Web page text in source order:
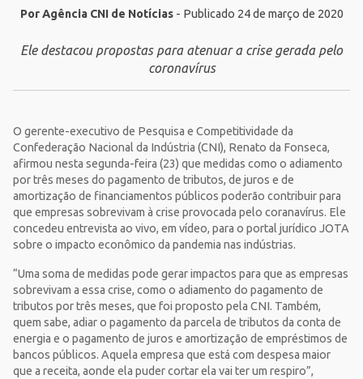
Por Agência CNI de Notícias- Publicado 24 de março de 2020
Ele destacou propostas para atenuar a crise gerada pelo
coronavírus
O gerente-executivo de Pesquisa e Competitividade da
Confederação Nacional da Indústria (CNI), Renato da Fonseca,
afirmou nesta segunda-feira (23) que medidas como o adiamento
por três meses do pagamento de tributos, de juros e de
amortização de financiamentos públicos poderão contribuir para
que empresas sobrevivam à crise provocada pelo coranavírus. Ele
concedeu entrevista ao vivo, em vídeo, para o portal jurídico JOTA
sobre o impacto econômico da pandemia nas indústrias.
“Uma soma de medidas pode gerar impactos para que as empresas
sobrevivam a essa crise, como o adiamento do pagamento de
tributos por três meses, que foi proposto pela CNI. Também,
quem sabe, adiar o pagamento da parcela de tributos da conta de
energia e o pagamento de juros e amortização de empréstimos de
bancos públicos. Aquela empresa que está com despesa maior
que a receita, aonde ela puder cortar ela vai ter um respiro”,